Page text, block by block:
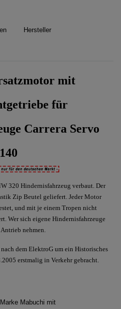
Hersteller
mit
für
Carrera Servo
140
320 Hindernisfahrzeug verbaut. Der
Zip Beutel geliefert. Jeder Motor
und mit je einem Tropen nicht
Wer sich eigene Hindernisfahrzeuge
nehmen.
dem ElektroG um ein Historisches
erstmalig in Verkehr gebracht.
Mabuchi mit